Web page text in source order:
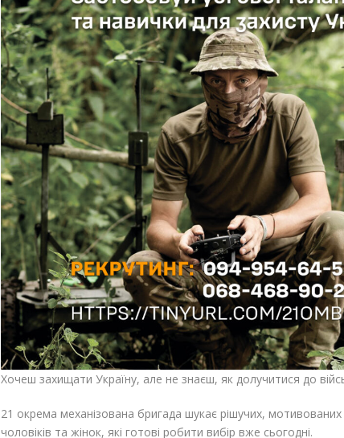
Хочеш захищати Україну, але не знаєш, як долучитися до
21 окрема механізована бригада шукає рішучих,
чоловіків та жінок, які готові робити вибір вже сьогодні.